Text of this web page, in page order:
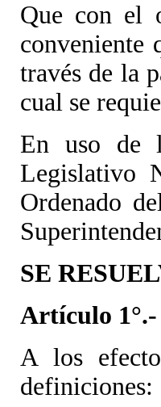
Que con el
conveniente
través de la
cual se
En uso de
Legislativo
Ordenado
SE
Artículo
A los
definiciones: